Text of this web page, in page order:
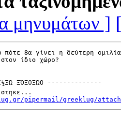
μηνυμάτων ]
πότε 8α γίνει η δεύτερη
ίδιο χώρο?
ΞΌΞ­ΟΞΏΟ --------------
pipermail/greeklug/